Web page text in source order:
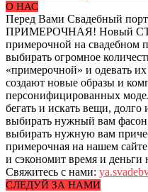
О НАС
Перед Вами Свадебный
ПРИМЕРОЧНАЯ! Новый
примерочной на свадебном
выбирать огромное
«примерочной» и одевать
создают новые образы и
персонифицированных
бегать и искать вещи,
выбирать нужный вам
выбирать нужную вам
примерочная на нашем
и сэкономит время и деньги
Свяжитесь с нами:
СЛЕДУЙ ЗА НАМИ